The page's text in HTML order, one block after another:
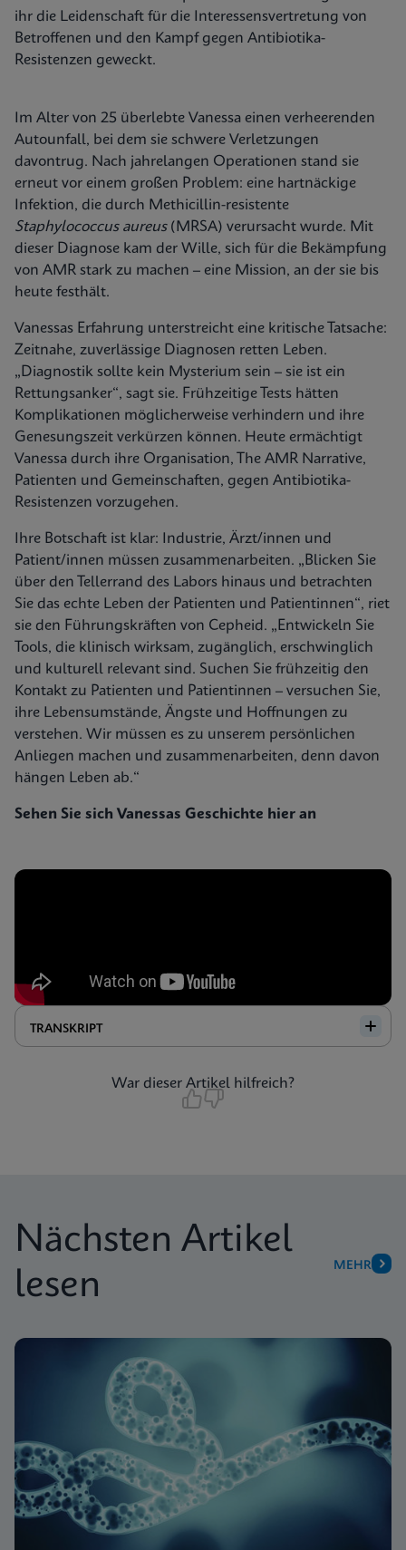
ihr die Leidenschaft für die Interessensvertretung von
Betroffenen und den Kampf gegen Antibiotika-
Resistenzen geweckt.
Im Alter von 25 überlebte Vanessa einen verheerenden
Autounfall, bei dem sie schwere Verletzungen
davontrug. Nach jahrelangen Operationen stand sie
erneut vor einem großen Problem: eine hartnäckige
Infektion, die durch Methicillin-resistente
Staphylococcus aureus(MRSA) verursacht wurde. Mit
dieser Diagnose kam der Wille, sich für die Bekämpfung
von AMR stark zu machen – eine Mission, an der sie bis
heute festhält.
Vanessas Erfahrung unterstreicht eine kritische Tatsache:
Zeitnahe, zuverlässige Diagnosen retten Leben.
„Diagnostik sollte kein Mysterium sein – sie ist ein
Rettungsanker“, sagt sie. Frühzeitige Tests hätten
Komplikationen möglicherweise verhindern und ihre
Genesungszeit verkürzen können. Heute ermächtigt
Vanessa durch ihre Organisation, The AMR Narrative,
Patienten und Gemeinschaften, gegen Antibiotika-
Resistenzen vorzugehen.
Ihre Botschaft ist klar: Industrie, Ärzt/innen und
Patient/innen müssen zusammenarbeiten. „Blicken Sie
über den Tellerrand des Labors hinaus und betrachten
Sie das echte Leben der Patienten und Patientinnen“, riet
sie den Führungskräften von Cepheid. „Entwickeln Sie
Tools, die klinisch wirksam, zugänglich, erschwinglich
und kulturell relevant sind. Suchen Sie frühzeitig den
Kontakt zu Patienten und Patientinnen – versuchen Sie,
ihre Lebensumstände, Ängste und Hoffnungen zu
verstehen. Wir müssen es zu unserem persönlichen
Anliegen machen und zusammenarbeiten, denn davon
hängen Leben ab.“
Sehen Sie sich Vanessas Geschichte hier an
TRANSKRIPT
War dieser Artikel hilfreich?
Nächsten Artikel
lesen
MEHR